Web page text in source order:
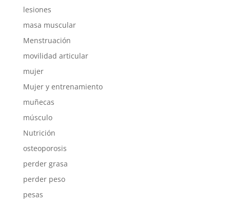
lesiones
masa muscular
Menstruación
movilidad articular
mujer
Mujer y entrenamiento
muñecas
músculo
Nutrición
osteoporosis
perder grasa
perder peso
pesas